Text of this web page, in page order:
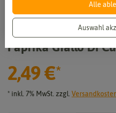
Vergrößern
Paprika Giallo Di
2,49 €*
* inkl. 7% MwSt. zzgl.
Alle
Auswahl